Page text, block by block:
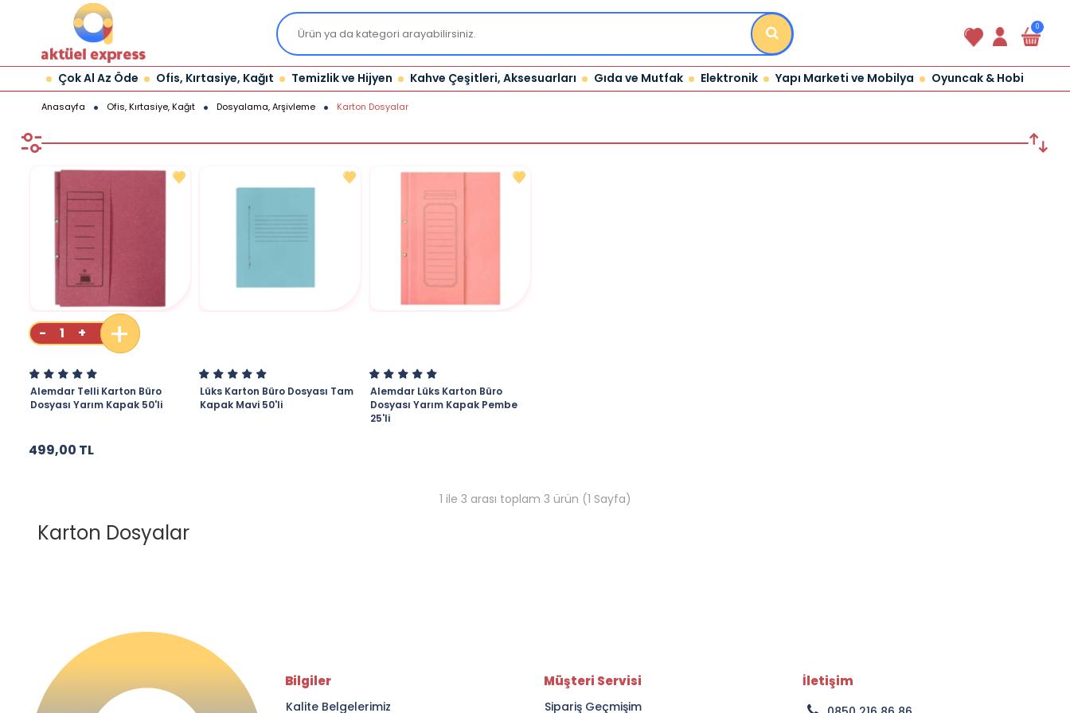
0
Çok Al Az Öde Ofis, Kırtasiye, Kağıt Temizlik ve Hijyen Kahve Çeşitleri, Aksesuarları Gıda ve Mutfak Elektronik Yapı Marketi ve Mobilya Oyuncak & Hobi
Anasayfa Ofis, Kırtasiye, Kağıt Dosyalama, Arşivleme Karton Dosyalar
- + +
Alemdar Telli Karton Büro
Dosyası Yarım Kapak 50'li
499,00 TL
Lüks Karton Büro Dosyası Tam
Kapak Mavi 50'li
Alemdar Lüks Karton Büro
Dosyası Yarım Kapak Pembe
25'li
1 ile 3 arası toplam 3 ürün (1 Sayfa)
Karton Dosyalar
Bilgiler
Kalite Belgelerimiz
Müşteri Servisi
Sipariş Geçmişim
İletişim